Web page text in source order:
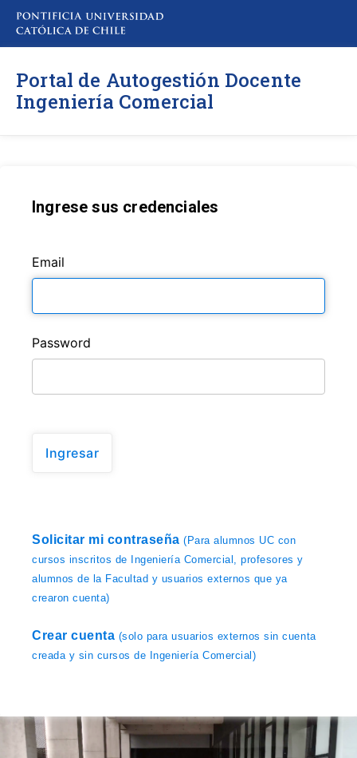
Portal de Autogestión Docente
Ingeniería Comercial
Ingrese sus credenciales
Email
Password
Ingresar
Solicitar mi contraseña (Para alumnos UC con
cursos inscritos de Ingeniería Comercial, profesores y
alumnos de la Facultad y usuarios externos que ya
crearon cuenta)
Crear cuenta (solo para usuarios externos sin cuenta
creada y sin cursos de Ingeniería Comercial)